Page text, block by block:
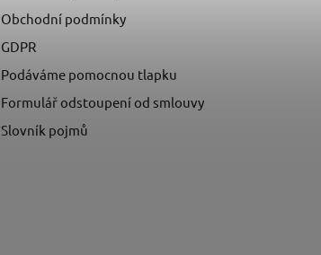
Obchodní podmínky
GDPR
Podáváme pomocnou tlapku
Formulář odstoupení od smlouvy
Slovník pojmů